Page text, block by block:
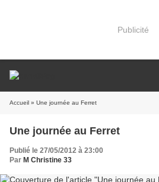
Publicité
Accueil » Une journée au Ferret
Une journée au Ferret
Publié le 27/05/2012 à 23:00
Par M Christine 33